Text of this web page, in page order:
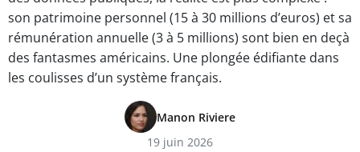
son patrimoine personnel (15 à 30 millions d’euros) et sa
rémunération annuelle (3 à 5 millions) sont bien en deçà
des fantasmes américains. Une plongée édifiante dans
les coulisses d’un système français.
Manon Riviere
19 juin 2026